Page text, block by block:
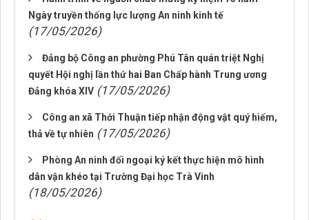
Ngày truyền thống lực lượng An ninh kinh tế
(17/05/2026)
Đảng bộ Công an phường Phú Tân quán triệt Nghị
quyết Hội nghị lần thứ hai Ban Chấp hành Trung ương
Đảng khóa XIV (17/05/2026)
Công an xã Thới Thuận tiếp nhận động vật quý hiếm,
thả về tự nhiên (17/05/2026)
Phòng An ninh đối ngoại ký kết thực hiện mô hình
dân vận khéo tại Trường Đại học Trà Vinh
(18/05/2026)